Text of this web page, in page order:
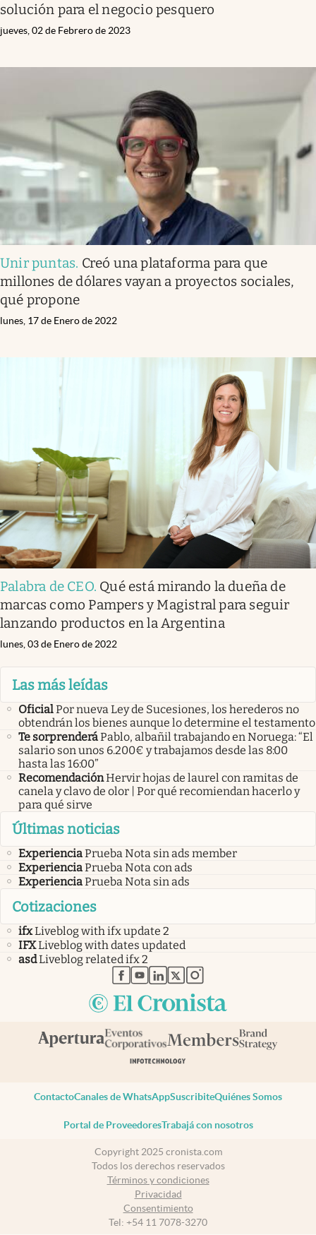
solución para el negocio pesquero
jueves, 02 de Febrero de 2023
Unir puntas. Creó una plataforma para que
millones de dólares vayan a proyectos sociales,
qué propone
lunes, 17 de Enero de 2022
Palabra de CEO. Qué está mirando la dueña de
marcas como Pampers y Magistral para seguir
lanzando productos en la Argentina
lunes, 03 de Enero de 2022
Las más leídas
OficialPor nueva Ley de Sucesiones, los herederos no
obtendrán los bienes aunque lo determine el testamento
Te sorprenderáPablo, albañil trabajando en Noruega: “El
salario son unos 6.200€ y trabajamos desde las 8:00
hasta las 16:00”
RecomendaciónHervir hojas de laurel con ramitas de
canela y clavo de olor | Por qué recomiendan hacerlo y
para qué sirve
Últimas noticias
ExperienciaPrueba Nota sin ads member
ExperienciaPrueba Nota con ads
ExperienciaPrueba Nota sin ads
Cotizaciones
ifxLiveblog with ifx update 2
IFXLiveblog with dates updated
asdLiveblog related ifx 2
abre en nueva pestaña
abre en nueva pestaña
abre en nueva pestaña
abre en nueva pestaña
abre en nueva pestaña
ContactoCanales de WhatsAppSuscribiteQuiénes Somos
Portal de ProveedoresTrabajá con nosotros
Copyright 2025 cronista.com
Todos los derechos reservados
Términos y condiciones
Privacidad
Consentimiento
Tel: +54 11 7078-3270